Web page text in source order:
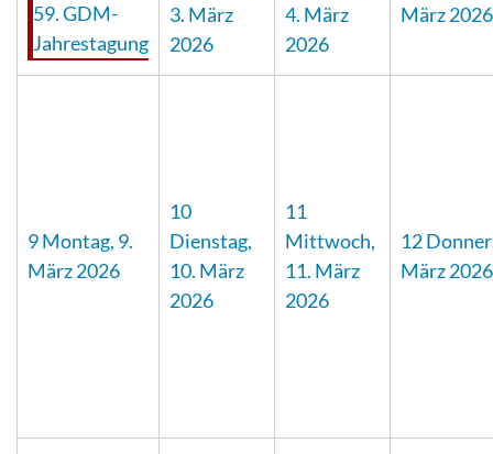
59. GDM-
Jahrestagung
3. März
2026
4. März
2026
März 2026
9Montag, 9.
März 2026
10
Dienstag,
10. März
2026
11
Mittwoch,
11. März
2026
12
März 2026